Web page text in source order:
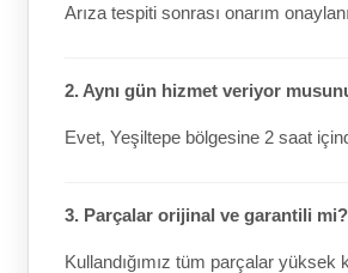
Arıza tespiti sonrası onarım
2. Aynı gün hizmet veriyor
Evet, Yeşiltepe bölgesine 2 saat
3. Parçalar orijinal ve garantili mi?
Kullandığımız tüm parçalar yüksek